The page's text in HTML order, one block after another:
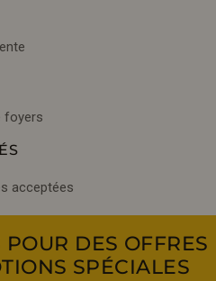
foyers
acceptées
DES OFFRES
SPÉCIALES